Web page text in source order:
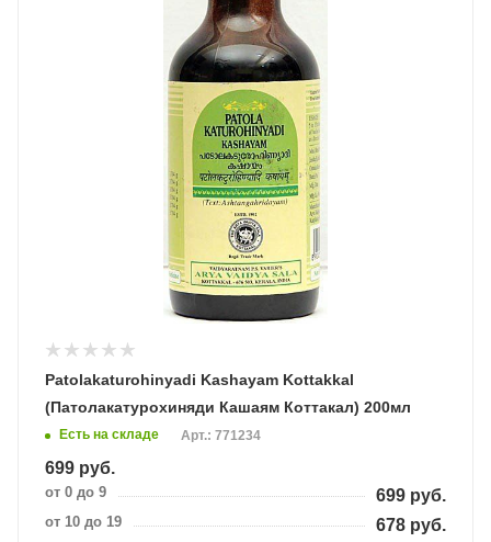
Patolakaturohinyadi Kashayam Kottakkal
(Патолакатурохиняди Кашаям Коттакал) 200мл
Есть на складе Арт.: 771234
699 руб.
от 0 до 9 699 руб.
от 10 до 19 678 руб.